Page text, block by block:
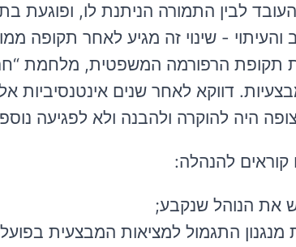
לבין התמורה הניתנת לו, ופוגעת
- שינוי זה מגיע לאחר תקופה
תקופת הרפורמה המשפטית, מלחמת
דווקא לאחר שנים אינטנסיביות
היה להוקרה ולהבנה ולא לפגיעה
קוראים להנהלה:
את הנוהל שנקבע;
התגמול למציאות המבצעית